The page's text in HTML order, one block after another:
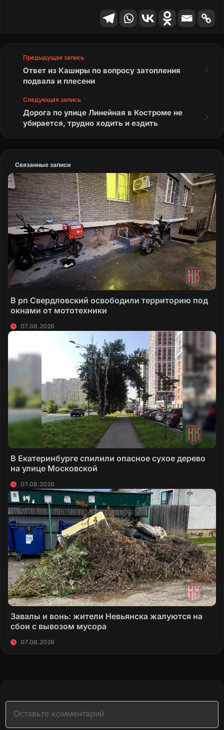
Предыдущая запись
Ответ из Каширы по вопросу затопления
подвала и плесени
Следующая запись
Дорога по улице Линейная в Костроме не
убирается, трудно ходить и ездить
Связанные записи
В рп Свердловский освободили территорию под
окнами от мототехники
07.08.2026
В Екатеринбурге спилили опасное сухое дерево
на улице Московской
07.08.2026
Завалы и вонь: жители Невьянска жалуются на
сбои с вывозом мусора
07.08.2026